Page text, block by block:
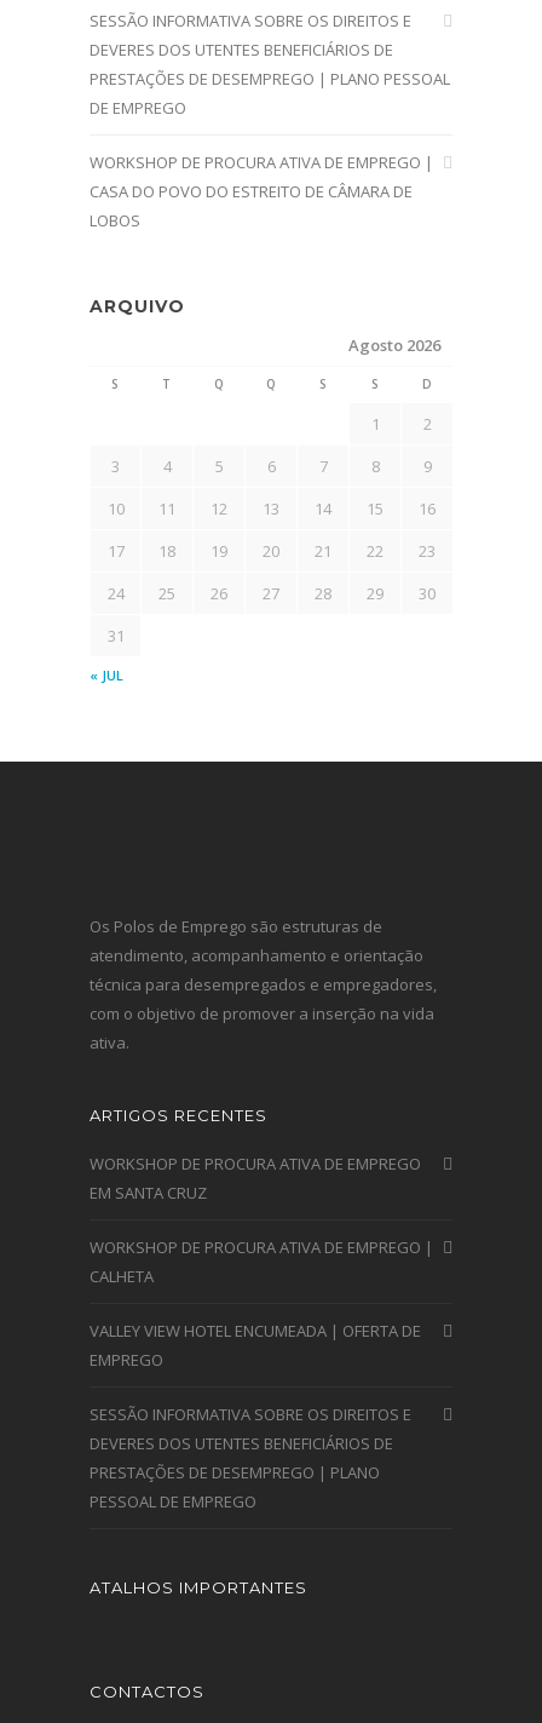
SESSÃO INFORMATIVA SOBRE OS DIREITOS E
DEVERES DOS UTENTES BENEFICIÁRIOS DE
PRESTAÇÕES DE DESEMPREGO | PLANO PESSOAL
DE EMPREGO
WORKSHOP DE PROCURA ATIVA DE EMPREGO |
CASA DO POVO DO ESTREITO DE CÂMARA DE
LOBOS
ARQUIVO
Agosto 2026
S T Q Q S S D
« JUL
1
2
3
4 5 6 7 8
9
10
11 12 13 14 15
16
17
18 19 20 21 22
23
24
25 26 27 28 29
30
31
Os Polos de Emprego são estruturas de
atendimento, acompanhamento e orientação
técnica para desempregados e empregadores,
com o objetivo de promover a inserção na vida
ativa.
ARTIGOS RECENTES
WORKSHOP DE PROCURA ATIVA DE EMPREGO
EM SANTA CRUZ
WORKSHOP DE PROCURA ATIVA DE EMPREGO |
CALHETA
VALLEY VIEW HOTEL ENCUMEADA | OFERTA DE
EMPREGO
SESSÃO INFORMATIVA SOBRE OS DIREITOS E
DEVERES DOS UTENTES BENEFICIÁRIOS DE
PRESTAÇÕES DE DESEMPREGO | PLANO
PESSOAL DE EMPREGO
ATALHOS IMPORTANTES
CONTACTOS